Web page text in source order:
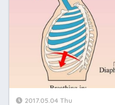
2017.05.04 Thu